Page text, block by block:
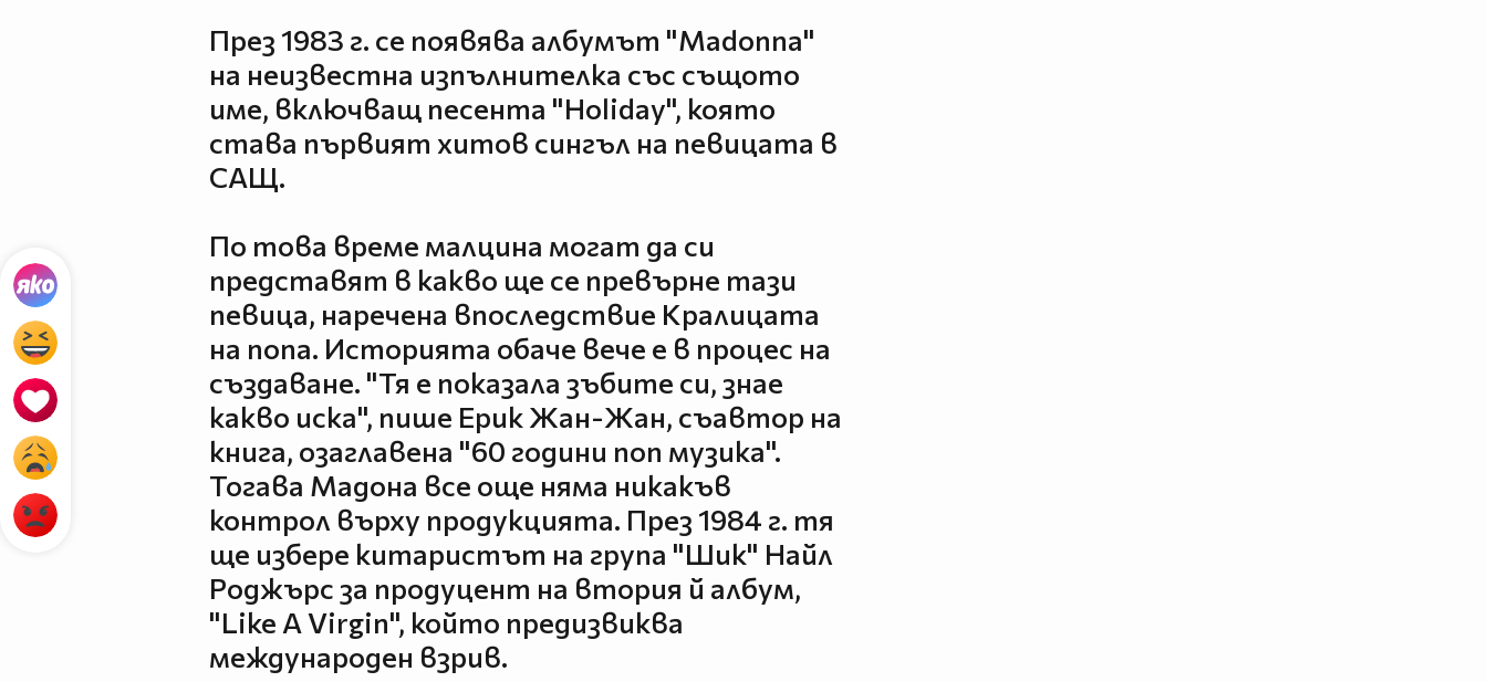
През 1983 г. се появява албумът "Madonna"
на неизвестна изпълнителка със същото
име, включващ песента "Holiday", която
става първият хитов сингъл на певицата в
САЩ.
По това време малцина могат да си
представят в какво ще се превърне тази
певица, наречена впоследствие Кралицата
на попа. Историята обаче вече е в процес на
създаване. "Тя е показала зъбите си, знае
какво иска", пише Ерик Жан-Жан, съавтор на
книга, озаглавена "60 години поп музика".
Тогава Мадона все още няма никакъв
контрол върху продукцията. През 1984 г. тя
ще избере китаристът на група "Шик" Найл
Роджърс за продуцент на втория й албум,
"Like A Virgin", който предизвиква
международен взрив.